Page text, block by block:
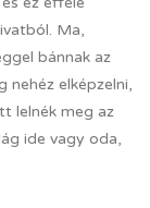
Ma,
bánnak az
elképzelni,
lelnék meg az
ide vagy oda,